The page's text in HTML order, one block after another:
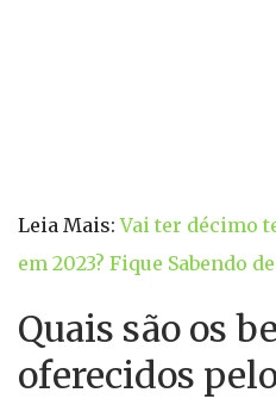
Leia Mais: Vai ter décimo
em 2023? Fique Sabendo
Quais são os
oferecidos